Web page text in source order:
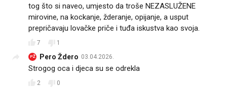
tog što si naveo, umjesto da troše NEZASLUŽENE
mirovine, na kockanje, žderanje, opijanje, a usput
prepričavaju lovačke priče i tuđa iskustva kao svoja.
7 1
PŽ Pero Ždero 03.04.2026.
Strogog oca i djeca su se odrekla
2 0